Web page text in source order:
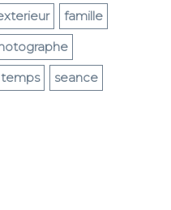
famille
seance